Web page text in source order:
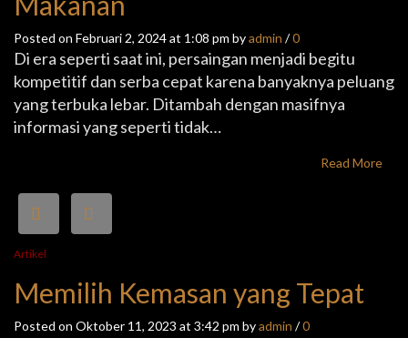
Posted on Februari 2, 2024 at 1:08 pm byadmin /0
Di era seperti saat ini, persaingan menjadi begitu
kompetitif dan serba cepat karena banyaknya peluang
yang terbuka lebar. Ditambah dengan masifnya
informasi yang seperti tidak…
Read More
Artikel
Memilih Kemasan yang Tepat
Posted on Oktober 11, 2023 at 3:42 pm byadmin /0